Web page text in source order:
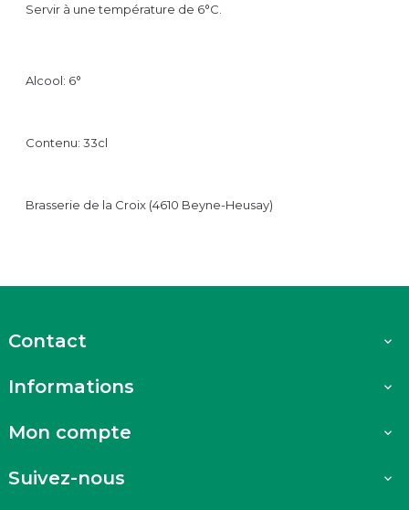
Servir à une température de 6°C.
Alcool: 6°
Contenu: 33cl
Brasserie de la Croix (4610 Beyne-Heusay)
Contact 
Informations 
Mon compte 
Suivez-nous 